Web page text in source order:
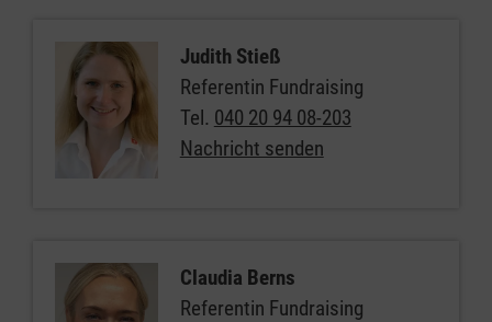
Judith Stieß
Referentin Fundraising
Tel. 040 20 94 08-203
Nachricht senden
Claudia Berns
Referentin Fundraising